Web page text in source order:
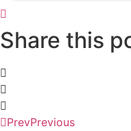
Share this
PrevPrevious